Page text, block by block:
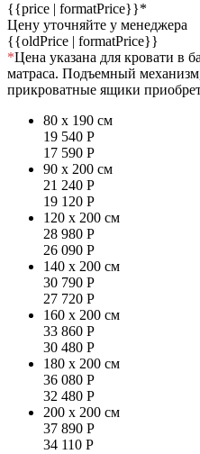
{{price | formatPrice}}*
Цену уточняйте у менеджера
{{oldPrice | formatPrice}}
*Цена указана для кровати в
матраса. Подъемный
прикроватные ящики
80 x 190 см
19 540 Р
17 590 Р
90 x 200 см
21 240 Р
19 120 Р
120 x 200 см
28 980 Р
26 090 Р
140 x 200 см
30 790 Р
27 720 Р
160 x 200 см
33 860 Р
30 480 Р
180 x 200 см
36 080 Р
32 480 Р
200 x 200 см
37 890 Р
34 110 Р